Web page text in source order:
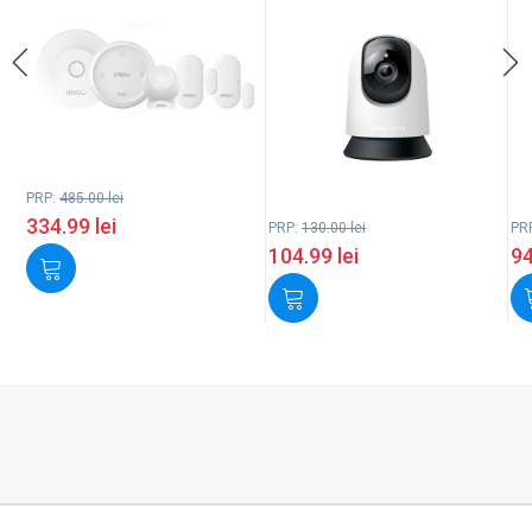
PRP: 485.00lei
334.99 lei PRP: 130.00lei
104.99 lei